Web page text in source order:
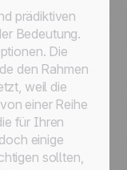
prädiktiven
Bedeutung.
Die
den Rahmen
weil die
einer Reihe
für Ihren
einige
sollten,